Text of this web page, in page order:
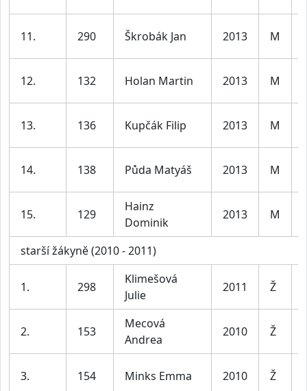
11. 290 Škrobák Jan 2013 M
12. 132 Holan Martin 2013 M
13. 136 Kupčák Filip 2013 M
14. 138 Půda Matyáš 2013 M
15. 129
Hainz
Dominik
2013 M
starší žákyně (2010 - 2011)
1. 298
Klimešová
Julie
2011 Ž
2. 153
Mecová
Andrea
2010 Ž
3. 154 Minks Emma 2010 Ž